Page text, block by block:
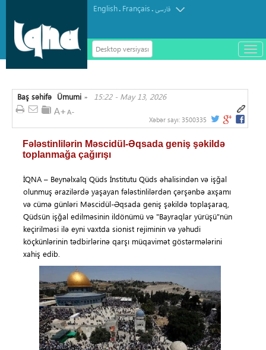
English. Français.فارسی
Desktop versiyası
باز
و
Baş səhifə »
Ümumi 15:22 - May 13, 2026
Xəbər sayı: 3500335
Fələstinlilərin Məscidül-Əqsada geniş şəkildə
toplanmağa çağırışı
İQNA – Beynəlxalq Qüds İnstitutu Qüds əhalisindən və işğal
olunmuş ərazilərdə yaşayan fələstinlilərdən çərşənbə axşamı
və cümə günləri Məscidül-Əqsada geniş şəkildə toplaşaraq,
Qüdsün işğal edilməsinin ildönümü və "Bayraqlar yürüşü"nün
keçirilməsi ilə eyni vaxtda sionist rejiminin və yəhudi
köçkünlərinin tədbirlərinə qarşı müqavimət göstərmələrini
xahiş edib.